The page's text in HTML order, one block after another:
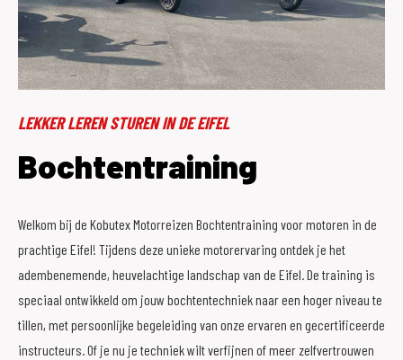
LEKKER LEREN STUREN IN DE EIFEL
Bochtentraining
Welkom bij de Kobutex Motorreizen Bochtentraining voor motoren in de
prachtige Eifel! Tijdens deze unieke motorervaring ontdek je het
adembenemende, heuvelachtige landschap van de Eifel. De training is
speciaal ontwikkeld om jouw bochtentechniek naar een hoger niveau te
tillen, met persoonlijke begeleiding van onze ervaren en gecertificeerde
instructeurs. Of je nu je techniek wilt verfijnen of meer zelfvertrouwen